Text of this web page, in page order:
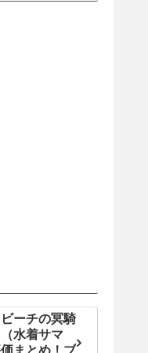
ーチの冥騎
水着サマ